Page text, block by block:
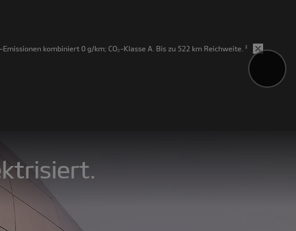
kombiniert 0 g/km; CO₂-Klasse A. Bis zu 522 km Reichweite. ²